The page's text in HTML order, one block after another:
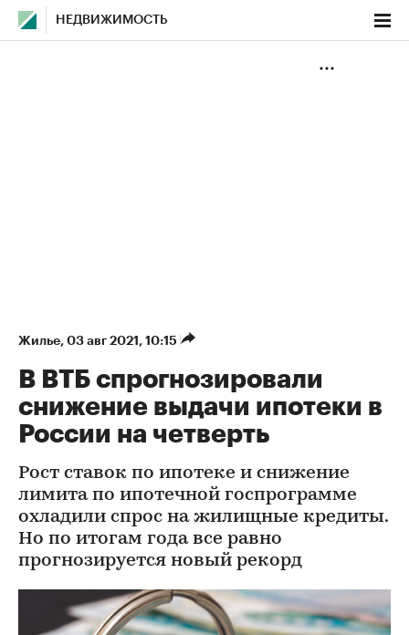
НЕДВИЖИМОСТЬ
Жилье⁠, 03 авг 2021, 10:15
В ВТБ спрогнозировали
снижение выдачи ипотеки в
России на четверть
Рост ставок по ипотеке и снижение
лимита по ипотечной госпрограмме
охладили спрос на жилищные кредиты.
Но по итогам года все равно
прогнозируется новый рекорд